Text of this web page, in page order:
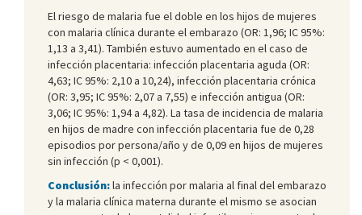
El riesgo de malaria fue el doble en los hijos de mujeres
con malaria clínica durante el embarazo (OR: 1,96; IC 95%:
1,13 a 3,41). También estuvo aumentado en el caso de
infección placentaria: infección placentaria aguda (OR:
4,63; IC 95%: 2,10 a 10,24), infección placentaria crónica
(OR: 3,95; IC 95%: 2,07 a 7,55) e infección antigua (OR:
3,06; IC 95%: 1,94 a 4,82). La tasa de incidencia de malaria
en hijos de madre con infección placentaria fue de 0,28
episodios por persona/año y de 0,09 en hijos de mujeres
sin infección (p < 0,001).
Conclusión:la infección por malaria al final del embarazo
y la malaria clínica materna durante el mismo se asocian